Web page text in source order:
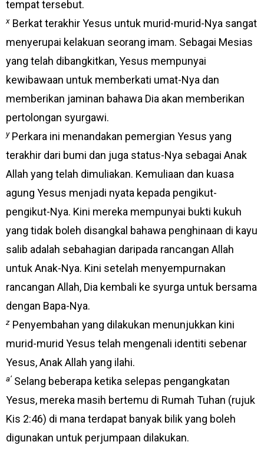
tempat tersebut.
x Berkat terakhir Yesus untuk murid-murid-Nya sangat
menyerupai kelakuan seorang imam. Sebagai Mesias
yang telah dibangkitkan, Yesus mempunyai
kewibawaan untuk memberkati umat-Nya dan
memberikan jaminan bahawa Dia akan memberikan
pertolongan syurgawi.
yPerkara ini menandakan pemergian Yesus yang
terakhir dari bumi dan juga status-Nya sebagai Anak
Allah yang telah dimuliakan. Kemuliaan dan kuasa
agung Yesus menjadi nyata kepada pengikut-
pengikut-Nya. Kini mereka mempunyai bukti kukuh
yang tidak boleh disangkal bahawa penghinaan di kayu
salib adalah sebahagian daripada rancangan Allah
untuk Anak-Nya. Kini setelah menyempurnakan
rancangan Allah, Dia kembali ke syurga untuk bersama
dengan Bapa-Nya.
z Penyembahan yang dilakukan menunjukkan kini
murid-murid Yesus telah mengenali identiti sebenar
Yesus, Anak Allah yang ilahi.
a’ Selang beberapa ketika selepas pengangkatan
Yesus, mereka masih bertemu di Rumah Tuhan (rujuk
Kis 2:46) di mana terdapat banyak bilik yang boleh
digunakan untuk perjumpaan dilakukan.